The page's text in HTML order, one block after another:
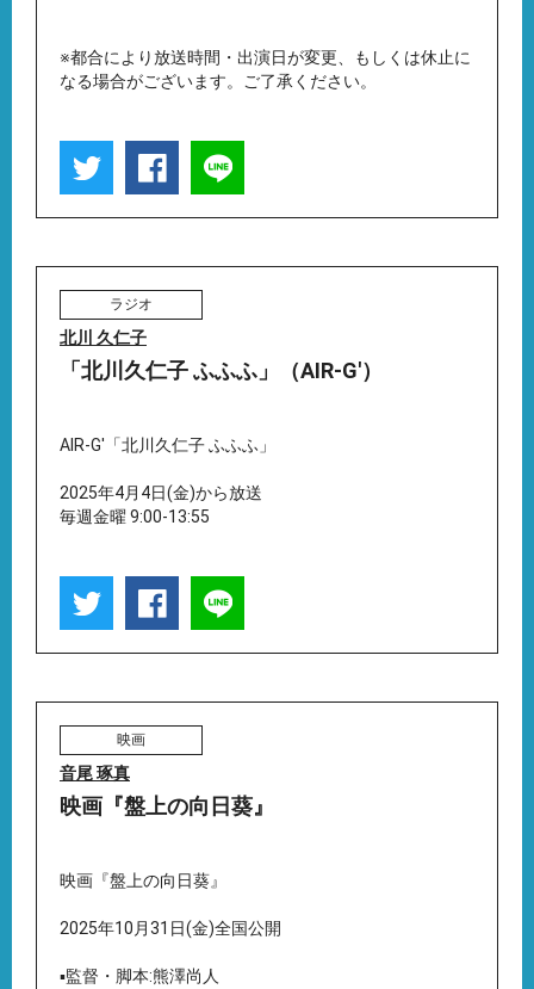
※都合により放送時間・出演日が変更、もしくは休止に
なる場合がございます。ご了承ください。
ラジオ
北川 久仁子
「北川久仁子 ふふふ」（AIR-G'）
AIR-G'「北川久仁子 ふふふ」
2025年4月4日(金)から放送
毎週金曜 9:00-13:55
映画
音尾 琢真
映画『盤上の向日葵』
映画『盤上の向日葵』
2025年10月31日(金)全国公開
▪️監督・脚本:熊澤尚人